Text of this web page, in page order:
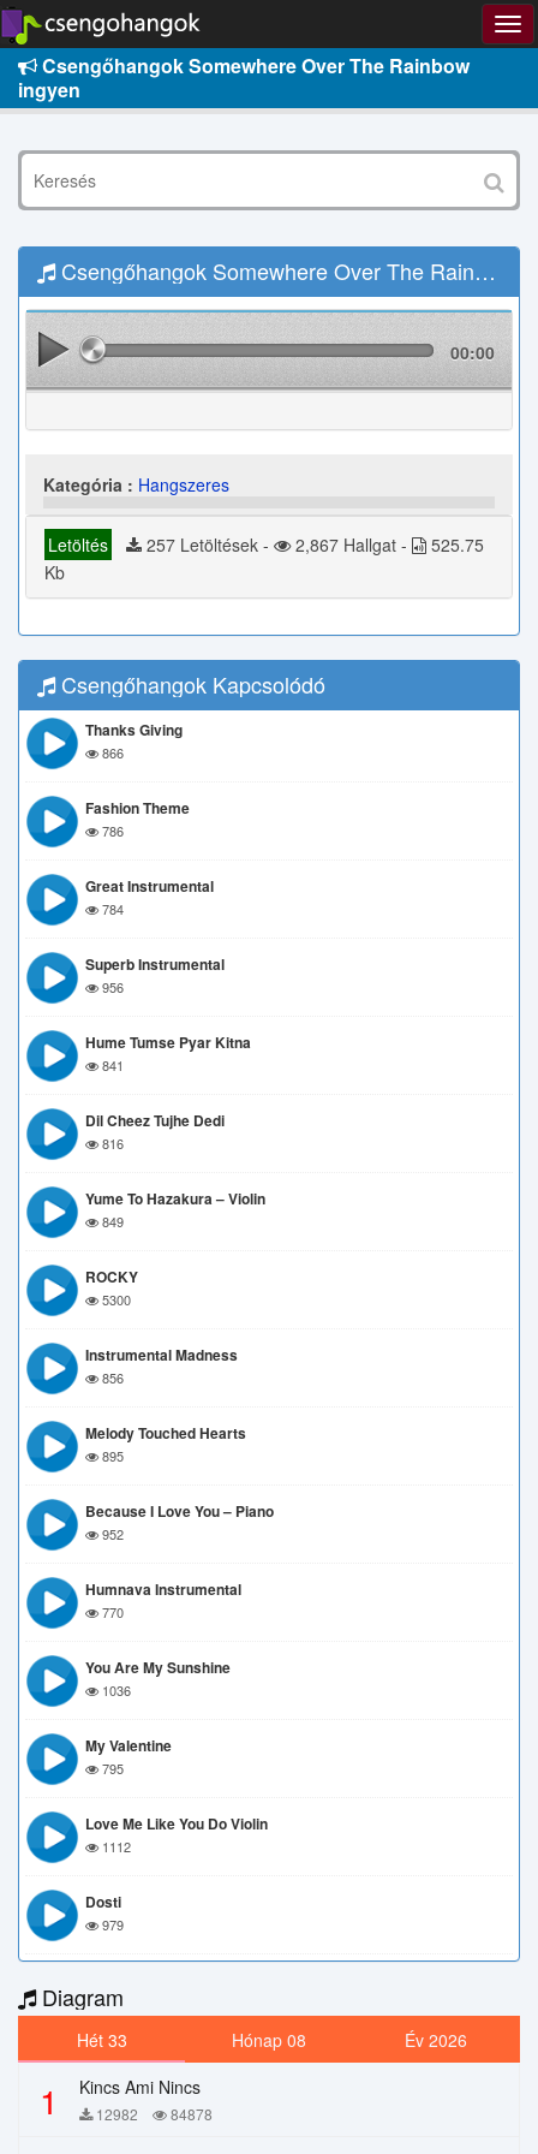
Csengőhangok Somewhere Over The Rainbow
ingyen
Csengőhangok Somewhere Over The Rainbow Letöltés
00:00
Kategória : Hangszeres
Letöltés 257 Letöltések - 2,867 Hallgat -
525.75
Kb
Csengőhangok Kapcsolódó
Thanks Giving
866
Fashion Theme
786
Great Instrumental
784
Superb Instrumental
956
Hume Tumse Pyar Kitna
841
Dil Cheez Tujhe Dedi
816
Yume To Hazakura – Violin
849
ROCKY
5300
Instrumental Madness
856
Melody Touched Hearts
895
Because I Love You – Piano
952
Humnava Instrumental
770
You Are My Sunshine
1036
My Valentine
795
Love Me Like You Do Violin
1112
Dosti
979
Diagram
Hét 33 Hónap 08 Év 2026
1 Kincs Ami Nincs
12982 84878